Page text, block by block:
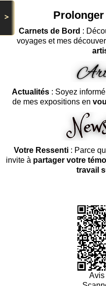
>
Carnets de Bord :
voyages et mes
Actualités : Soyez
de mes expositions en
Votre Ressenti: Parce
invite à partager votre
travail
Avis